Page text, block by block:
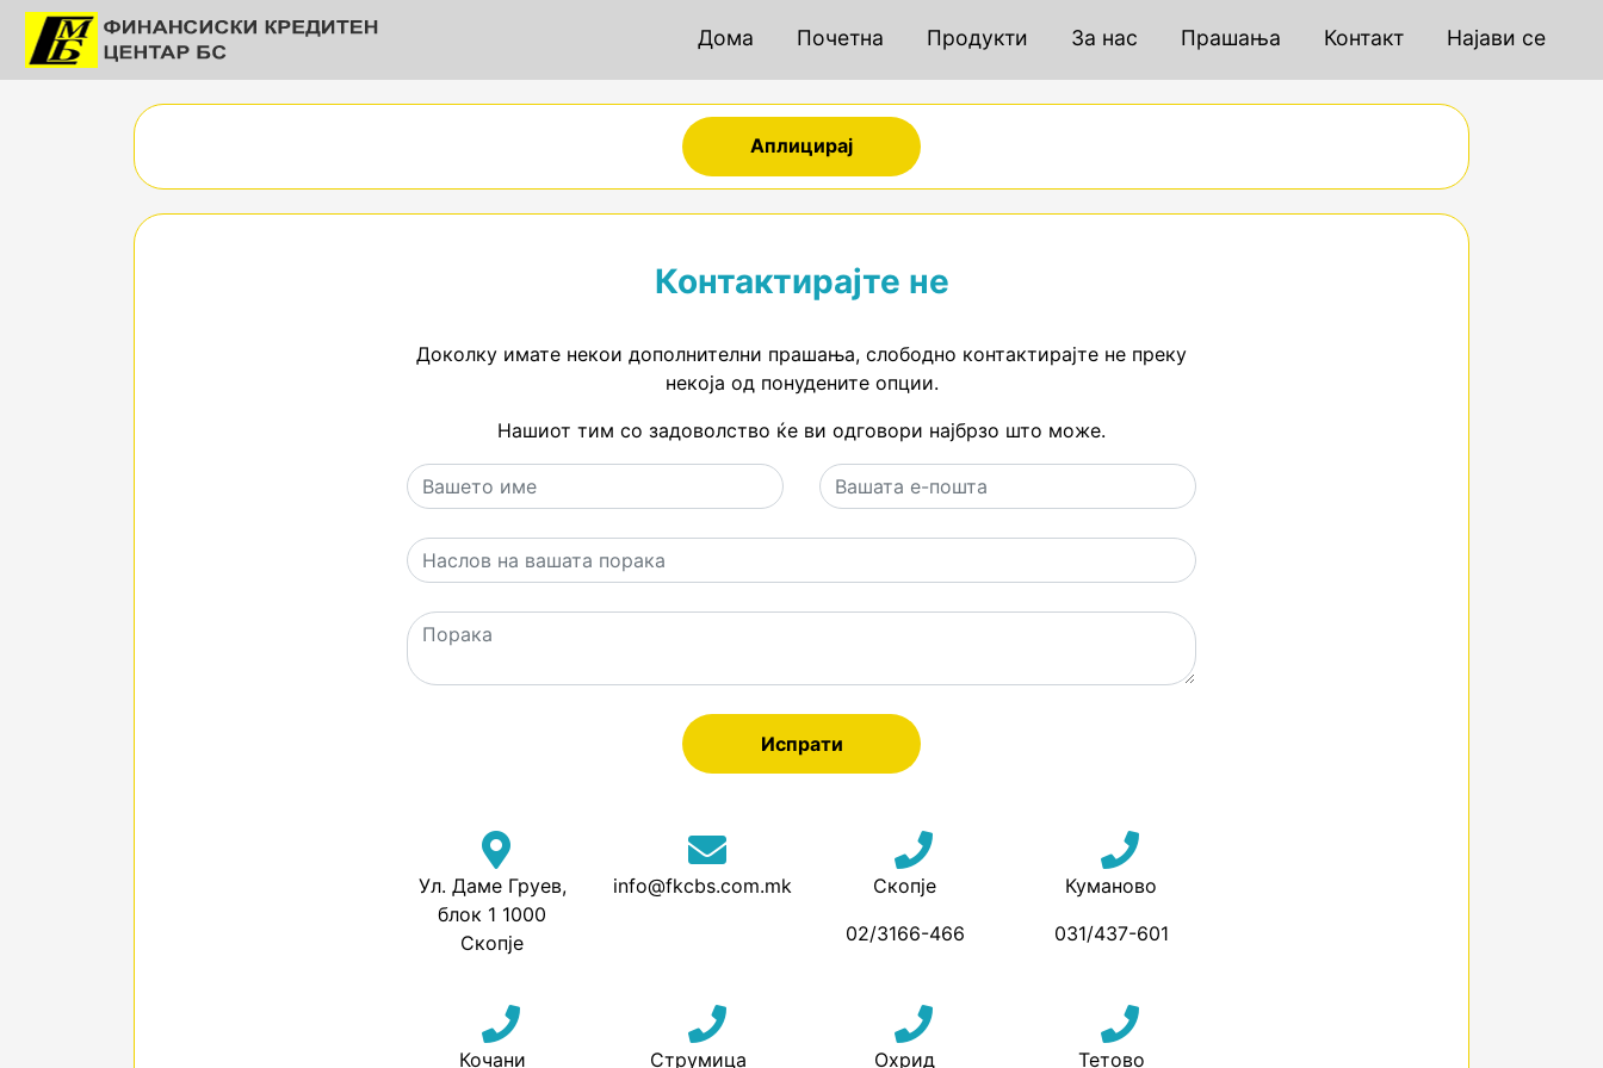
Дома Почетна Продукти За нас Прашања Контакт Најави се
Аплицирај
Контактирајте не
Доколку имате некои дополнителни прашања, слободно контактирајте не преку
некоја од понудените опции.
Нашиот тим со задоволство ќе ви одговори најбрзо што може.
Ул. Даме Груев,
блок 1 1000
Скопје
info@fkcbs.com.mk
Скопје
02/3166-466
Куманово
031/437-601
Кочани Струмица Охрид Тетово